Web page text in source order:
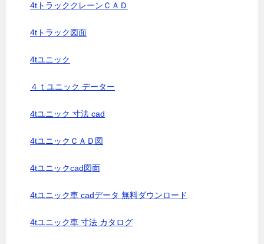
4tトラッククレーンＣＡＤ
4tトラック図面
4tユニック
４ｔユニック データー
4tユニック 寸法 cad
4tユニックＣＡＤ図
4tユニックcad図面
4tユニック車 cadデータ 無料ダウンロード
4tユニック車 寸法 カタログ